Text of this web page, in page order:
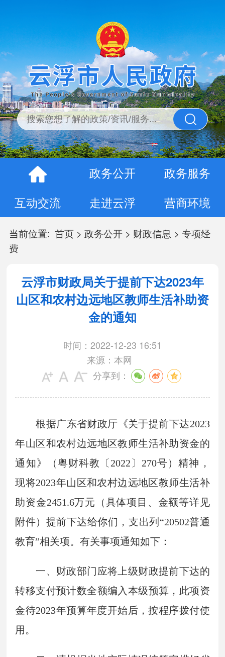
政务公开
政务服务
互动交流
走进云浮 营商环境
当前位置: 首页> 政务公开> 财政信息 > 专项经
费
云浮市财政局关于提前下达2023年
山区和农村边远地区教师生活补助资
金的通知
时间：2022-12-23 16:51
来源：本网
分享到：
根据广东省财政厅《关于提前下达2023
年山区和农村边远地区教师生活补助资金的
通知》（粤财科教〔2022〕270号）精神，
现将2023年山区和农村边远地区教师生活补
助资金2451.6万元（具体项目、金额等详见
附件）提前下达给你们，支出列“20502普通
教育”相关项。有关事项通知如下：
一、财政部门应将上级财政提前下达的
转移支付预计数全额编入本级预算，此项资
金待2023年预算年度开始后，按程序拨付使
用。